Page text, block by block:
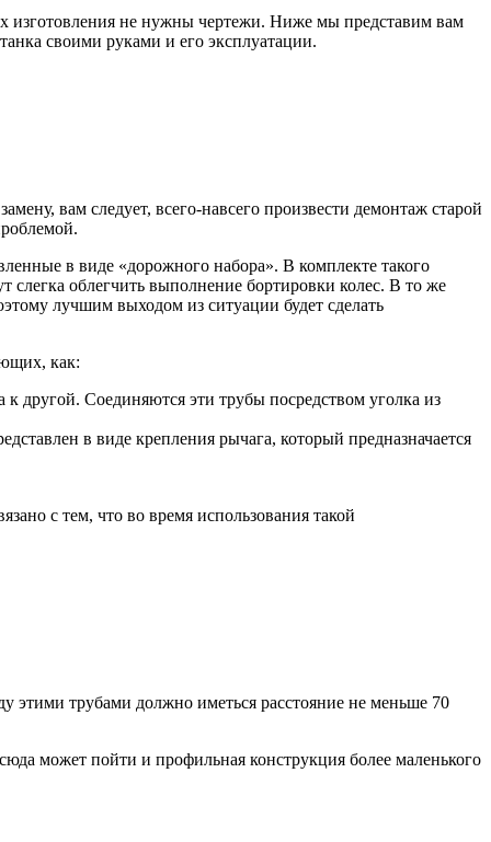
изготовления не нужны чертежи. Ниже мы представим вам
своими руками и его эксплуатации.
вам следует, всего-навсего произвести демонтаж старой
в виде «дорожного набора». В комплекте такого
облегчить выполнение бортировки колес. В то же
лучшим выходом из ситуации будет сделать
как:
другой. Соединяются эти трубы посредством уголка из
в виде крепления рычага, который предназначается
с тем, что во время использования такой
этими трубами должно иметься расстояние не меньше 70
может пойти и профильная конструкция более маленького